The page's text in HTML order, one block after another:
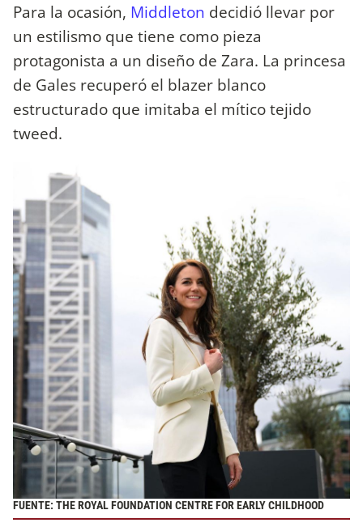
Para la ocasión, Middleton decidió llevar por
un estilismo que tiene como pieza
protagonista a un diseño de Zara. La princesa
de Gales recuperó el blazer blanco
estructurado que imitaba el mítico tejido
tweed.
FUENTE: THE ROYAL FOUNDATION CENTRE FOR EARLY CHILDHOOD